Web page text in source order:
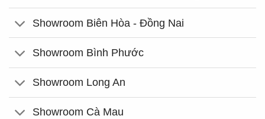
Showroom Biên Hòa - Đồng Nai
Showroom Bình Phước
Showroom Long An
Showroom Cà Mau